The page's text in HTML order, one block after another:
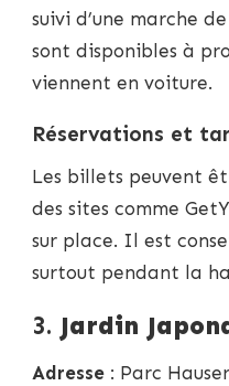
suivi d’une marche
sont disponibles à
viennent en voiture.
Réservations et
Les billets peuvent
des sites comme
sur place. Il est
surtout pendant la
3. Jardin
Adresse : Parc